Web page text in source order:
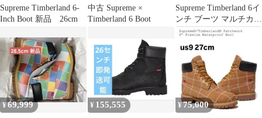
Supreme Timberland 6-
Inch Boot 新品 26cm
中古 Supreme ×
Timberland 6 Boot
Supreme Timberland 6イ
ンチ ブーツ マルチカラ
ー 28cm
¥69,999 ¥ 155,555 ¥75,000